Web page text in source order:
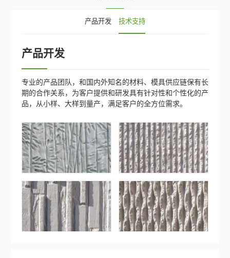
产品开发 技术支持
产品开发
专业的产品团队，和国内外知名的材料、模具供应链保有长
期的合作关系，为客户提供和研发具有针对性和个性化的产
品，从小样、大样到量产，满足客户的全方位需求。